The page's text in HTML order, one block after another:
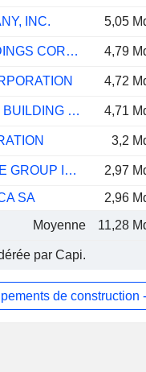
INC. 5,05
SANWA HOLDINGS CORPORATION 4,79
4,72
BEIJING NEW BUILDING MATERIALS PUBLIC LIMITED COMPANY 4,71
3,2
OPPEIN HOME GROUP INC.
2,97
SA
2,96
Moyenne
11,28
par Capi.
de construction